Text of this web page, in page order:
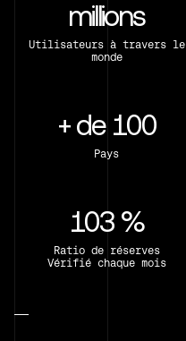
millions
Utilisateurs à travers le
monde
+ de 100
Pays
103 %
Ratio de réserves
Vérifié chaque mois